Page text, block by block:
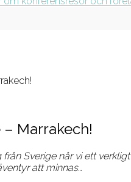
Marrakech!
Sverige når vi ett
att minnas…